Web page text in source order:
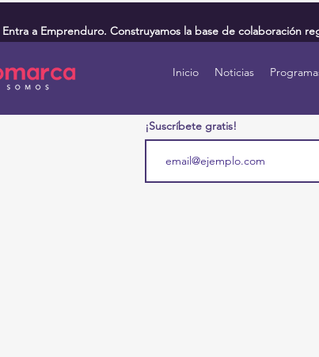
Entra a Emprenduro. Construyamos la base de colaboración
Inicio Noticias
¡Suscríbete gratis!